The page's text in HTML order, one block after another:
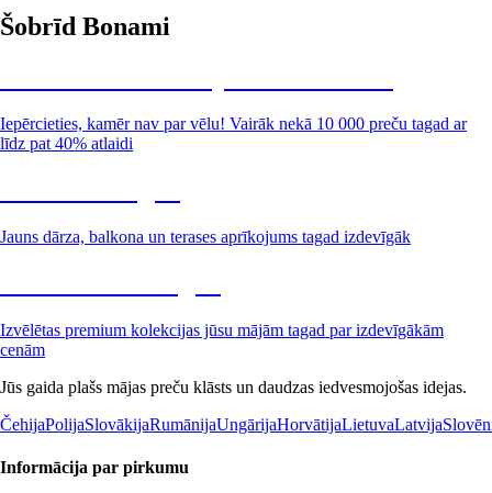
Šobrīd Bonami
Iepērcieties, kamēr nav par vēlu! Vairāk nekā 10 000 preču tagad ar
līdz pat 40% atlaidi
Jauns dārza, balkona un terases aprīkojums tagad izdevīgāk
Izvēlētas premium kolekcijas jūsu mājām tagad par izdevīgākām
cenām
Jūs gaida plašs mājas preču klāsts un daudzas iedvesmojošas idejas.
ČehijaPolijaSlovākijaRumānijaUngārijaHorvātijaLietuvaLatvija
Informācija par pirkumu